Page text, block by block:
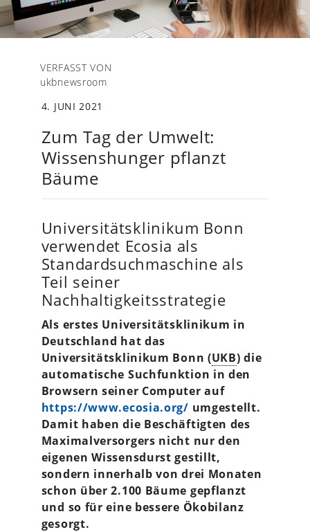
VERFASST VON
ukbnewsroom
4. JUNI 2021
Zum Tag der Umwelt:
Wissenshunger pflanzt
Bäume
Universitätsklinikum Bonn
verwendet Ecosia als
Standardsuchmaschine als
Teil seiner
Nachhaltigkeitsstrategie
Als erstes Universitätsklinikum in
Deutschland hat das
Universitätsklinikum Bonn (UKB) die
automatische Suchfunktion in den
Browsern seiner Computer auf
https://www.ecosia.org/ umgestellt.
Damit haben die Beschäftigten des
Maximalversorgers nicht nur den
eigenen Wissensdurst gestillt,
sondern innerhalb von drei Monaten
schon über 2.100 Bäume gepflanzt
und so für eine bessere Ökobilanz
gesorgt.